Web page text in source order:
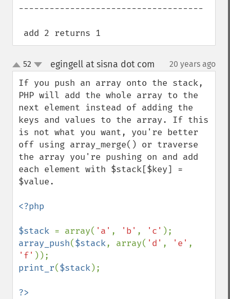
------------------------------------
add 2 returns 1
up
down
52 egingell at sisna dot com 20 years ago
If you push an array onto the stack,
PHP will add the whole array to the
next element instead of adding the
keys and values to the array. If this
is not what you want, you're better
off using array_merge() or traverse
the array you're pushing on and add
each element with $stack[$key] =
$value.
<?php
$stack = array( 'a' , 'b' , 'c'
array_push($stack, array( 'd' , 'e'
'f'
print_r($stack);